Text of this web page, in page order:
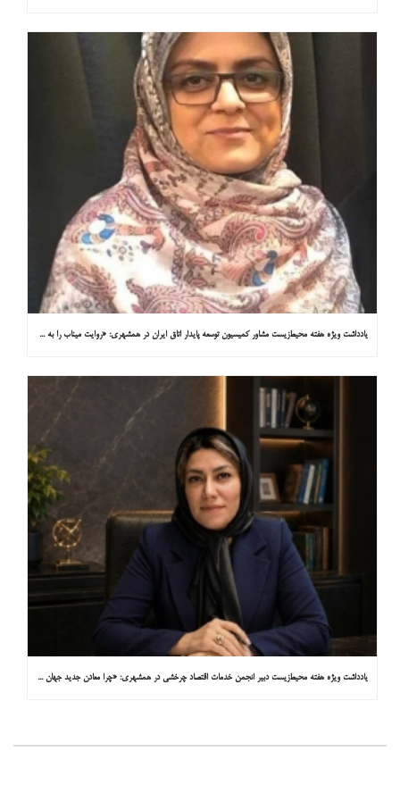
یادداشت ویژه هفته محیط‌زیست مشاور کمیسیون توسعه پایدار اتاق ایران در همشهری: «روایت میناب را به کاپ ۳۱ ببریم»
یادداشت ویژه هفته محیط‌زیست دبیر انجمن خدمات اقتصاد چرخشی در همشهری: «چرا معادن جدید جهان زیر زمین نیستند؟»